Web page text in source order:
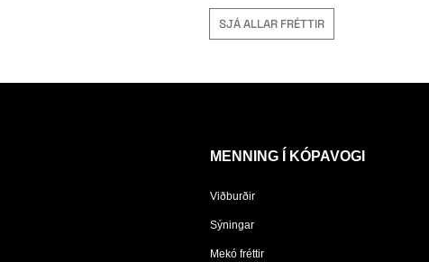
SJÁ ALLAR FRÉTTIR
MENNING Í KÓPAVOGI
Viðburðir
Sýningar
Mekó fréttir